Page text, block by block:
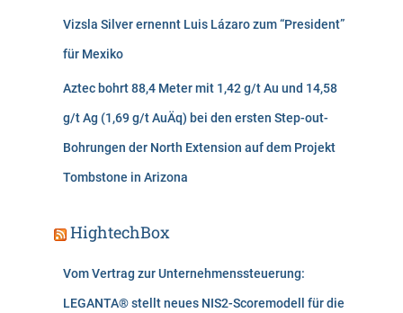
Vizsla Silver ernennt Luis Lázaro zum “President”
für Mexiko
Aztec bohrt 88,4 Meter mit 1,42 g/t Au und 14,58
g/t Ag (1,69 g/t AuÄq) bei den ersten Step-out-
Bohrungen der North Extension auf dem Projekt
Tombstone in Arizona
HightechBox
Vom Vertrag zur Unternehmenssteuerung:
LEGANTA® stellt neues NIS2-Scoremodell für die